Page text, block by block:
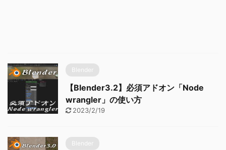
Blender
【Blender3.2】必須アドオン「Node
wrangler」の使い方
2023/2/19
Blender